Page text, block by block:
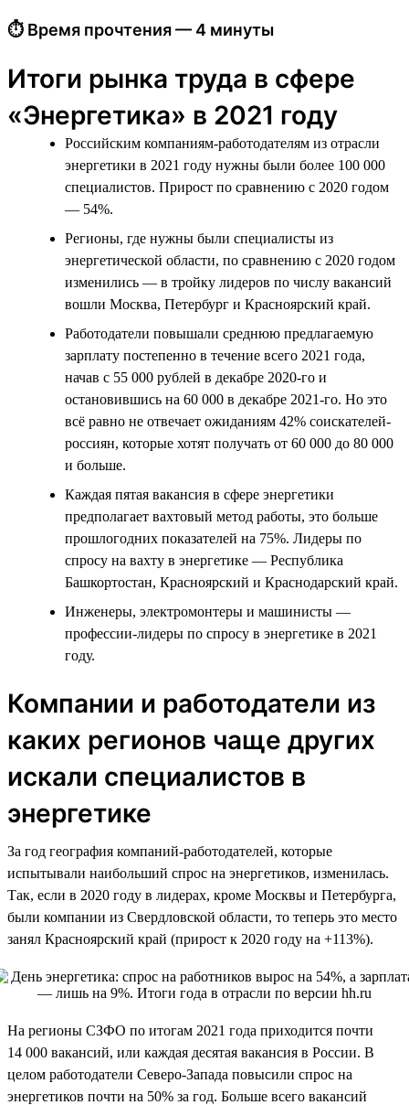
⏱ Время прочтения — 4 минуты
Итоги рынка труда в сфере
«Энергетика» в 2021 году
Российским компаниям-работодателям из отрасли
энергетики в 2021 году нужны были более 100 000
специалистов. Прирост по сравнению с 2020 годом
— 54%.
Регионы, где нужны были специалисты из
энергетической области, по сравнению с 2020 годом
изменились — в тройку лидеров по числу вакансий
вошли Москва, Петербург и Красноярский край.
Работодатели повышали среднюю предлагаемую
зарплату постепенно в течение всего 2021 года,
начав с 55 000 рублей в декабре 2020-го и
остановившись на 60 000 в декабре 2021-го. Но это
всё равно не отвечает ожиданиям 42% соискателей-
россиян, которые хотят получать от 60 000 до 80 000
и больше.
Каждая пятая вакансия в сфере энергетики
предполагает вахтовый метод работы, это больше
прошлогодних показателей на 75%. Лидеры по
спросу на вахту в энергетике — Республика
Башкортостан, Красноярский и Краснодарский край.
Инженеры, электромонтеры и машинисты —
профессии-лидеры по спросу в энергетике в 2021
году.
Компании и работодатели из
каких регионов чаще других
искали специалистов в
энергетике
За год география компаний-работодателей, которые
испытывали наибольший спрос на энергетиков, изменилась.
Так, если в 2020 году в лидерах, кроме Москвы и Петербурга,
были компании из Свердловской области, то теперь это место
занял Красноярский край (прирост к 2020 году на +113%).
На регионы СЗФО по итогам 2021 года приходится почти
14 000 вакансий, или каждая десятая вакансия в России. В
целом работодатели Северо-Запада повысили спрос на
энергетиков почти на 50% за год. Больше всего вакансий